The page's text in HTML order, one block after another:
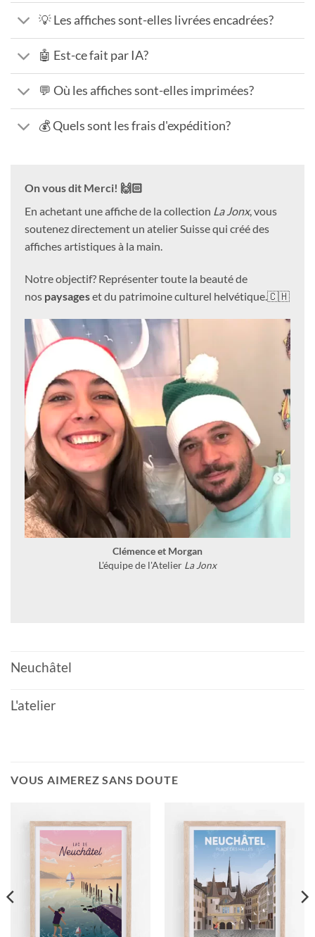
💡 Les affiches sont-elles livrées encadrées?
🤖 Est-ce fait par IA?
💬 Où les affiches sont-elles imprimées?
💰 Quels sont les frais d'expédition?
On vous dit Merci! 🙌🏻
En achetant une affiche de la collection La Jonx, vous
soutenez directement un atelier Suisse qui créé des
affiches artistiques à la main.
Notre objectif? Représenter toute la beauté de
nos paysageset du patrimoine culturel helvétique.🇨🇭
Clémence et Morgan
L'équipe de l'Atelier La Jonx
Neuchâtel
L'atelier
VOUS AIMEREZ SANS DOUTE